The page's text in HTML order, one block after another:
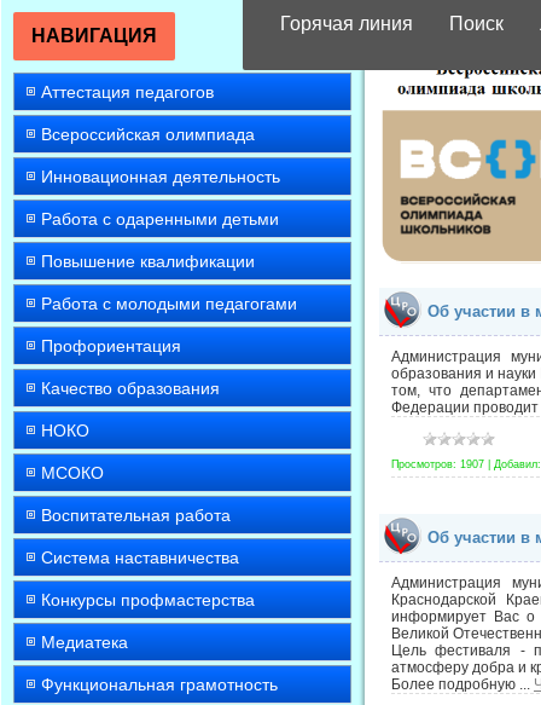
Горячая линия Поиск
НАВИГАЦИЯ
Аттестация педагогов
Всероссийская олимпиада
Инновационная деятельность
Работа с одаренными детьми
Повышение квалификации
Работа с молодыми педагогами
Профориентация
Качество образования
НОКО
МСОКО
Воспитательная работа
Система наставничества
Конкурсы профмастерства
Медиатека
Функциональная грамотность
Об участии в
Администрация
образования и
том, что
Федерации
Просмотров: 1907 Добавил:
Об участии в
Администрация
Краснодарской
информирует Вас о
Великой
Цель фестиваля -
атмосферу добра и
Более подробную ...